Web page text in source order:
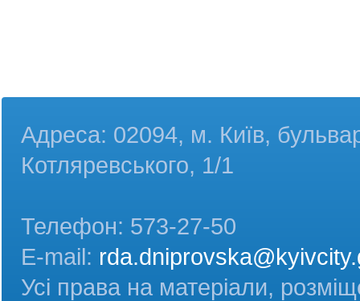
Адреса: 02094, м. Київ,
Котляревського, 1/1
Телефон: 573-27-50
E-mail:
Усі права на матеріали,